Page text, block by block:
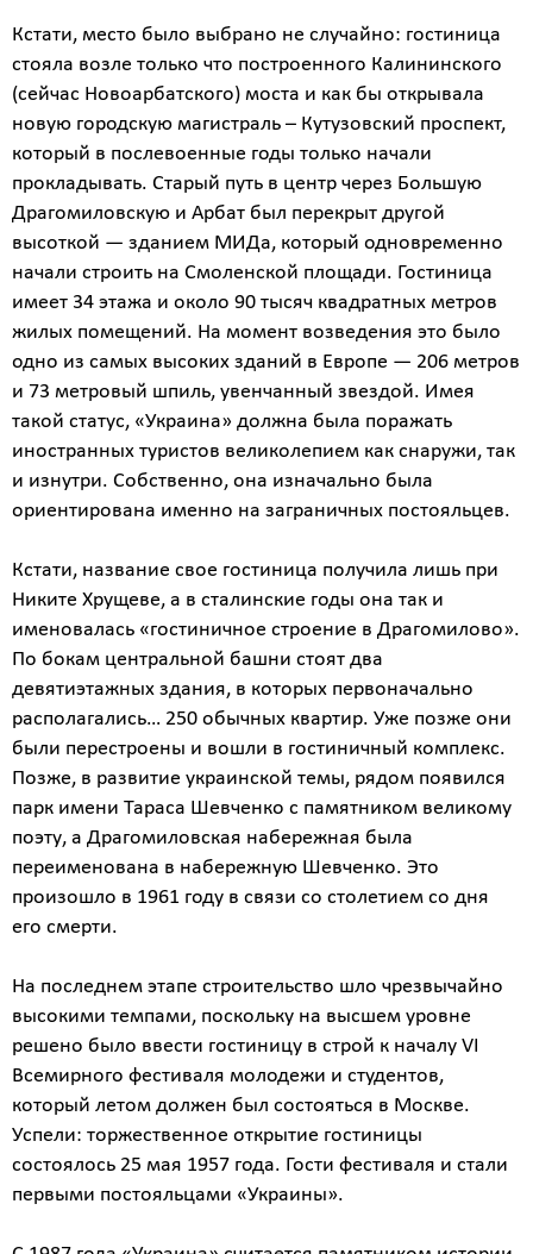
Кстати, место было выбрано не случайно: гостиница
стояла возле только что построенного Калининского
(сейчас Новоарбатского) моста и как бы открывала
новую городскую магистраль – Кутузовский проспект,
который в послевоенные годы только начали
прокладывать. Старый путь в центр через Большую
Драгомиловскую и Арбат был перекрыт другой
высоткой — зданием МИДа, который одновременно
начали строить на Смоленской площади. Гостиница
имеет 34 этажа и около 90 тысяч квадратных метров
жилых помещений. На момент возведения это было
одно из самых высоких зданий в Европе — 206 метров
и 73 метровый шпиль, увенчанный звездой. Имея
такой статус, «Украина» должна была поражать
иностранных туристов великолепием как снаружи, так
и изнутри. Собственно, она изначально была
ориентирована именно на заграничных постояльцев.
Кстати, название свое гостиница получила лишь при
Никите Хрущеве, а в сталинские годы она так и
именовалась «гостиничное строение в Драгомилово».
По бокам центральной башни стоят два
девятиэтажных здания, в которых первоначально
располагались… 250 обычных квартир. Уже позже они
были перестроены и вошли в гостиничный комплекс.
Позже, в развитие украинской темы, рядом появился
парк имени Тараса Шевченко с памятником великому
поэту, а Драгомиловская набережная была
переименована в набережную Шевченко. Это
произошло в 1961 году в связи со столетием со дня
его смерти.
На последнем этапе строительство шло чрезвычайно
высокими темпами, поскольку на высшем уровне
решено было ввести гостиницу в строй к началу VI
Всемирного фестиваля молодежи и студентов,
который летом должен был состояться в Москве.
Успели: торжественное открытие гостиницы
состоялось 25 мая 1957 года. Гости фестиваля и стали
первыми постояльцами «Украины».
Калькулятор
расчёта
стоимости
работ
Вид
работ
?
Площадь
Назначение
?